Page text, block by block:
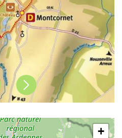
PrécédentSuivant
+